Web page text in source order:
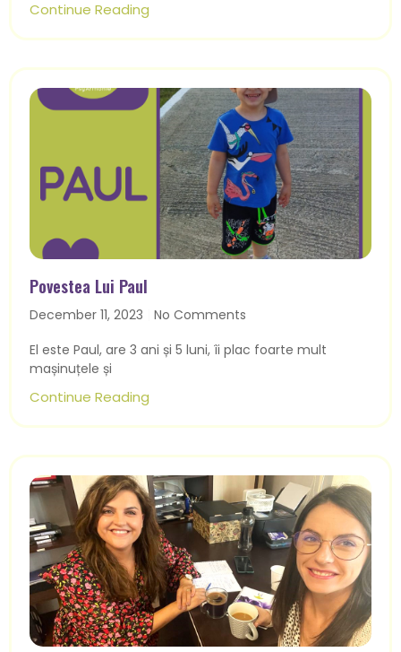
Continue Reading
Povestea Lui Paul
December 11, 2023
No Comments
El este Paul, are 3 ani și 5 luni, îi plac foarte mult
mașinuțele și
Continue Reading